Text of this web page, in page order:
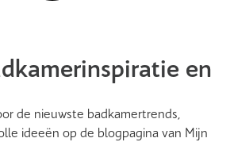
en
de nieuwste badkamertrends,
ideeën op de blogpagina van Mijn